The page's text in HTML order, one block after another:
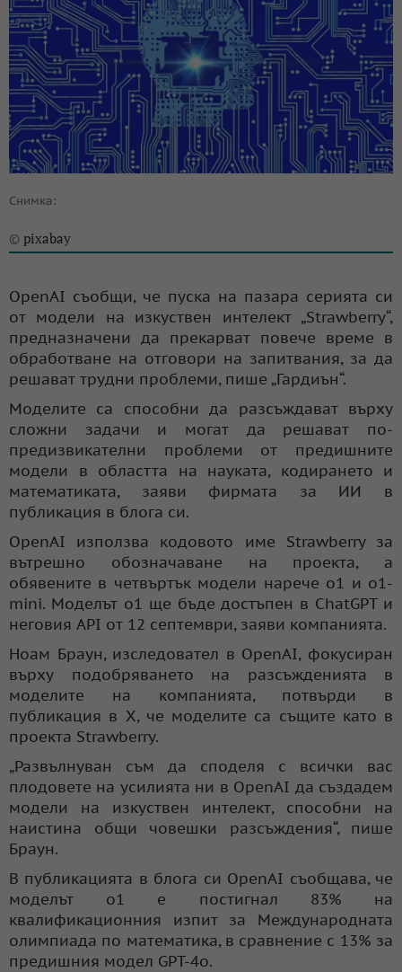
Снимка:
© pixabay
OpenAI съобщи, че пуска на пазара серията си
от модели на изкуствен интелект „Strawberry“,
предназначени да прекарват повече време в
обработване на отговори на запитвания, за да
решават трудни проблеми, пише „Гардиън“.
Моделите са способни да разсъждават върху
сложни задачи и могат да решават по-
предизвикателни проблеми от предишните
модели в областта на науката, кодирането и
математиката, заяви фирмата за ИИ в
публикация в блога си.
OpenAI използва кодовото име Strawberry за
вътрешно обозначаване на проекта, а
обявените в четвъртък модели нарече o1 и o1-
mini. Моделът o1 ще бъде достъпен в ChatGPT и
неговия API от 12 септември, заяви компанията.
Ноам Браун, изследовател в OpenAI, фокусиран
върху подобряването на разсъжденията в
моделите на компанията, потвърди в
публикация в X, че моделите са същите като в
проекта Strawberry.
„Развълнуван съм да споделя с всички вас
плодовете на усилията ни в OpenAI да създадем
модели на изкуствен интелект, способни на
наистина общи човешки разсъждения“, пише
Браун.
В публикацията в блога си OpenAI съобщава, че
моделът o1 е постигнал 83% на
квалификационния изпит за Международната
олимпиада по математика, в сравнение с 13% за
предишния модел GPT-4o.